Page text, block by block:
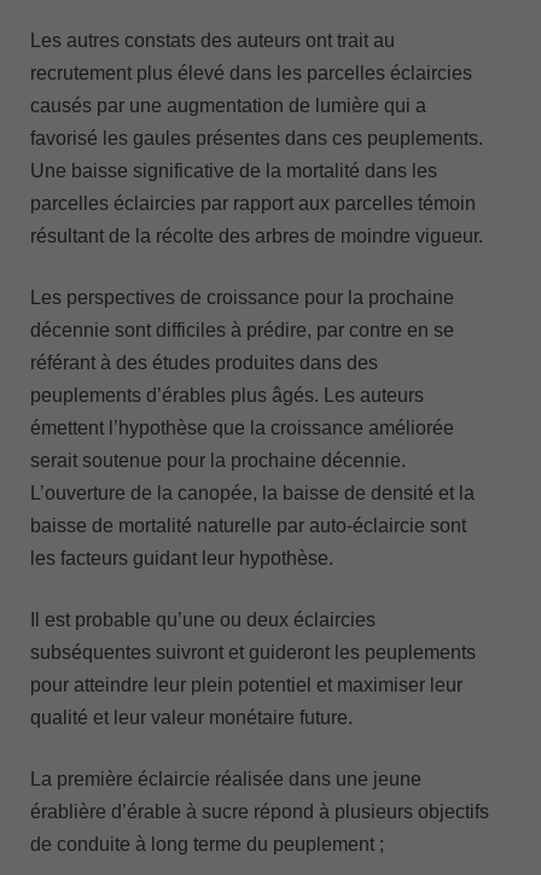
Les autres constats des auteurs ont trait au
recrutement plus élevé dans les parcelles éclaircies
causés par une augmentation de lumière qui a
favorisé les gaules présentes dans ces peuplements.
Une baisse significative de la mortalité dans les
parcelles éclaircies par rapport aux parcelles témoin
résultant de la récolte des arbres de moindre vigueur.
Les perspectives de croissance pour la prochaine
décennie sont difficiles à prédire, par contre en se
référant à des études produites dans des
peuplements d’érables plus âgés. Les auteurs
émettent l’hypothèse que la croissance améliorée
serait soutenue pour la prochaine décennie.
L’ouverture de la canopée, la baisse de densité et la
baisse de mortalité naturelle par auto-éclaircie sont
les facteurs guidant leur hypothèse.
Il est probable qu’une ou deux éclaircies
subséquentes suivront et guideront les peuplements
pour atteindre leur plein potentiel et maximiser leur
qualité et leur valeur monétaire future.
La première éclaircie réalisée dans une jeune
érablière d’érable à sucre répond à plusieurs objectifs
de conduite à long terme du peuplement ;